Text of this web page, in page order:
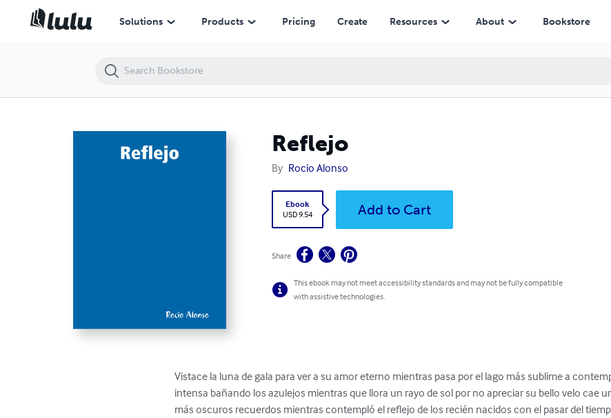
Solutions Products Pricing Create Resources About Bookstore
Reflejo
By Rocio Alonso
Ebook
USD 9.54
Add to Cart
Share
This ebook may not meet accessibility standards and may not be fully compatible
with assistive technologies.
Vistace la luna de gala para ver a su amor eterno mientras pasa por el lago más sublime a
intensa bañando los azulejos mientras que llora un rayo de sol por no apreciar su bello velo cae
más oscuros recuerdos mientras contempló el reflejo de los recién nacidos con el pasar del